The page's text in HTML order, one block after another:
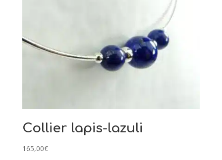
Collier lapis-lazuli
165,00€